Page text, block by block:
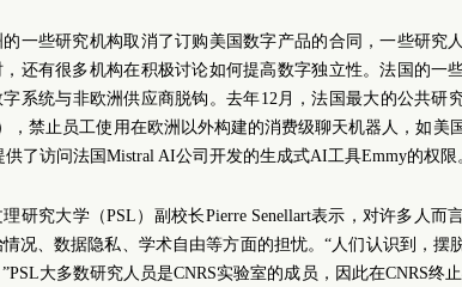
的一些研究机构取消了订购美国数字产品的合同，一些研究
还有很多机构在积极讨论如何提高数字独立性。法国的一
字系统与非欧洲供应商脱钩。去年12月，法国最大的公共
，禁止员工使用在欧洲以外构建的消费级聊天机器人，如美
供了访问法国Mistral AI公司开发的生成式AI工具Emmy的权限
研究大学（PSL）副校长Pierre Senellart表示，对许多人而
况、数据隐私、学术自由等方面的担忧。“人们认识到，摆
大多数研究人员是CNRS实验室的成员，因此在CNRS终